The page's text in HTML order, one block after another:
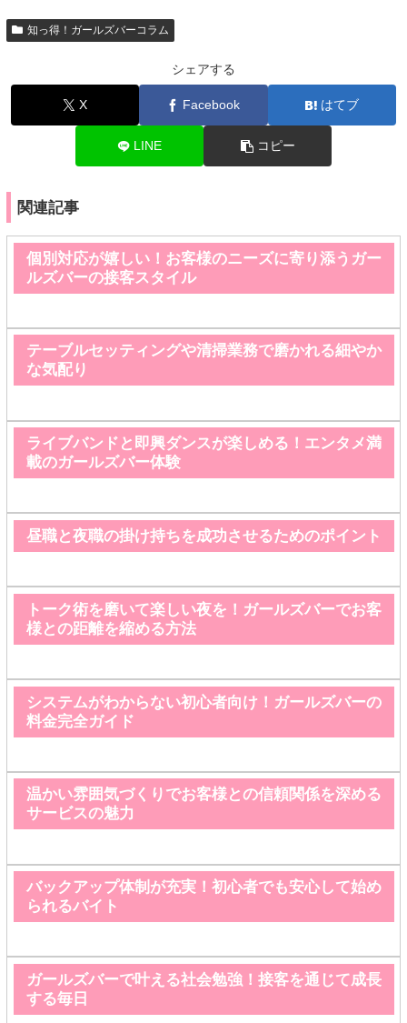
知っ得！ガールズバーコラム
シェアする
X Facebook はてブ
LINE コピー
関連記事
個別対応が嬉しい！お客様のニーズに寄り添うガー
ルズバーの接客スタイル
テーブルセッティングや清掃業務で磨かれる細やか
な気配り
ライブバンドと即興ダンスが楽しめる！エンタメ満
載のガールズバー体験
昼職と夜職の掛け持ちを成功させるためのポイント
トーク術を磨いて楽しい夜を！ガールズバーでお客
様との距離を縮める方法
システムがわからない初心者向け！ガールズバーの
料金完全ガイド
温かい雰囲気づくりでお客様との信頼関係を深める
サービスの魅力
バックアップ体制が充実！初心者でも安心して始め
られるバイト
ガールズバーで叶える社会勉強！接客を通じて成長
する毎日